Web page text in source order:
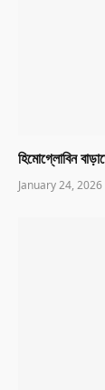
হিমোগ্লোবিন
January 24, 2026